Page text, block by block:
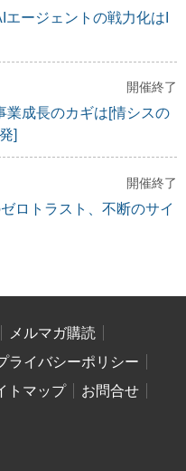
エージェントの戦力化はI
開催終了
業成長のカギは[情シスの
]
開催終了
ロトラスト、不断のサイ
メルマガ購読
ライバシーポリシー
トマップ
お問合せ